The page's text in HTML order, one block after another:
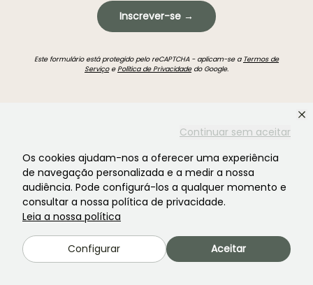
Continuar sem aceitar
Os cookies ajudam-nos a oferecer uma experiência
de navegação personalizada e a medir a nossa
audiência. Pode configurá-los a qualquer momento e
consultar a nossa política de privacidade.
Leia a nossa política
Configurar Aceitar
Inscrever-se →
Este formulário está protegido pelo reCAPTCHA - aplicam-se a Termos de
ServiçoePolítica de Privacidadedo Google.
Não encontrou o que procurava?